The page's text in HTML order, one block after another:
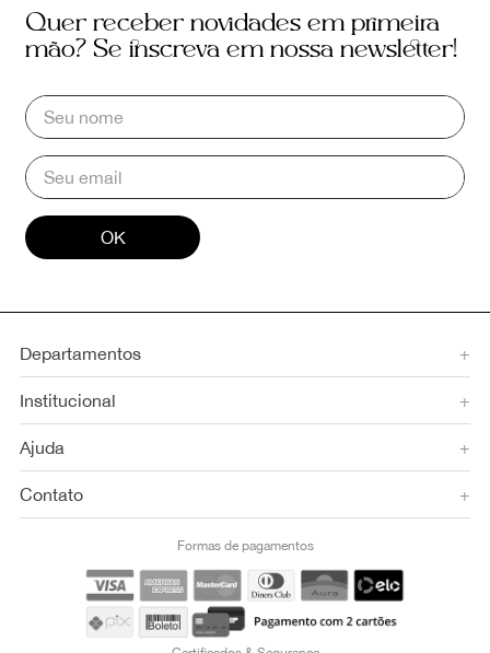
Quer receber novidades em primeira
mão? Se inscreva em nossa newsletter!
OK
Departamentos +
Institucional +
Ajuda +
Contato +
Formas de pagamentos